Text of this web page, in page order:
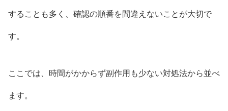
することも多く、確認の順番を間違えないことが大切で
す。
ここでは、時間がかからず副作用も少ない対処法から並べ
ます。